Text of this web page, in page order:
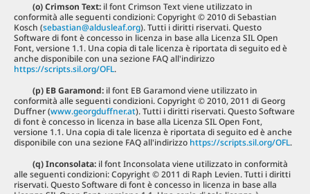
(o) Crimson Text: il font Crimson Text viene utilizzato in
conformità alle seguenti condizioni: Copyright © 2010 di Sebastian
Kosch (sebastian@aldusleaf.org). Tutti i diritti riservati. Questo
Software di font è concesso in licenza in base alla Licenza SIL Open
Font, versione 1.1. Una copia di tale licenza è riportata di seguito ed è
anche disponibile con una sezione FAQ all'indirizzo
https://scripts.sil.org/OFL.
(p) EB Garamond: il font EB Garamond viene utilizzato in
conformità alle seguenti condizioni. Copyright © 2010, 2011 di Georg
Duffner (www.georgduffner.at). Tutti i diritti riservati. Questo Software
di font è concesso in licenza in base alla Licenza SIL Open Font,
versione 1.1. Una copia di tale licenza è riportata di seguito ed è anche
disponibile con una sezione FAQ all'indirizzo https://scripts.sil.org/OFL.
(q) Inconsolata: il font Inconsolata viene utilizzato in conformità
alle seguenti condizioni: Copyright © 2011 di Raph Levien. Tutti i diritti
riservati. Questo Software di font è concesso in licenza in base alla